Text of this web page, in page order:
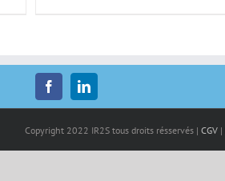
Copyright 2022 IR2S tous droits résservés | CGV |